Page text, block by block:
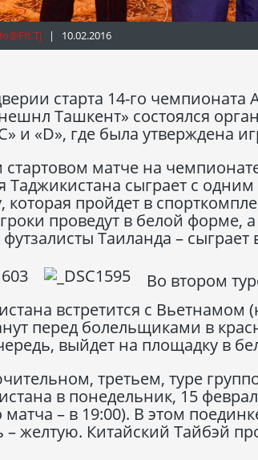
| 10.02.2016
старта 14-го
Ташкент» состоялся
и «D», где была утверждена
стартовом матче на
Таджикистана сыграет с
которая пройдет в
проведут в белой форме,
футзалисты Таиланда –
Во втором
встретится с Вьетнамом
перед болельщиками в
выйдет на площадку в
третьем, туре
в понедельник, 15
матча – в 19:00). В этом
– желтую. Китайский Тайбэй